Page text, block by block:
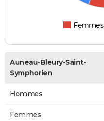
Femmes
Auneau-Bleury-Saint-
Symphorien
Hommes
Femmes